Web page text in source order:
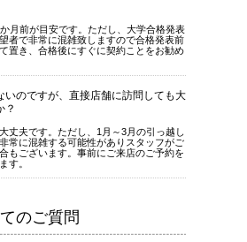
月前が目安です。ただし、大学合格発表
者で非常に混雑致しますので合格発表前
置き、合格後にすぐに契約ことをお勧め
いのですが、直接店舗に訪問しても大
？
丈夫です。ただし、1月～3月の引っ越し
常に混雑する可能性がありスタッフがご
もございます。事前にご来店のご予約を
す。
のご質問